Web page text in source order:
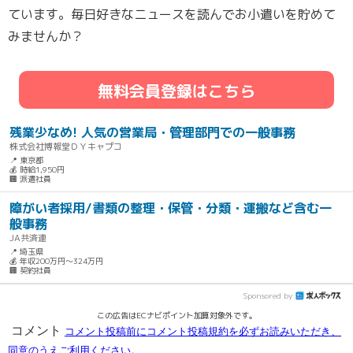
ています。毎日好きなニュースを読んでお小遣いを貯めて
みませんか？
無料会員登録はこちら
残業少なめ! 人気の営業局・管理部門での一般事務
株式会社博報堂ＤＹキャプコ
📍 東京都
💰 時給1,950円
🏢 派遣社員
障がい者採用/書類の整理・保管・分類・運搬など含む一
般事務
JA共済連
📍 埼玉県
💰 年収200万円～324万円
🏢 契約社員
Sponsored by
この広告はECナビポイント加算対象外です。